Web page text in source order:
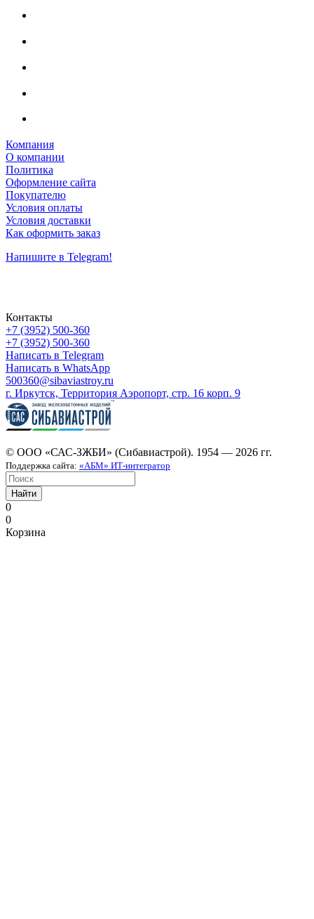
Компания
О компании
Политика
Оформление сайта
Покупателю
Условия оплаты
Условия доставки
Как оформить заказ
Напишите в Telegram!
Контакты
+7 (3952) 500-360
+7 (3952) 500-360
Написать в Telegram
Написать в WhatsApp
500360@sibaviastroy.ru
г. Иркутск, Территория Аэропорт, стр. 16 корп. 9
© ООО «САС-ЗЖБИ» (Сибавиастрой). 1954 — 2026 гг.
Поддержка сайта: «АБМ» ИТ-интегратор
Найти
0
0
Корзина